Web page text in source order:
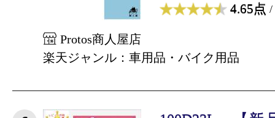
4.65点 /
Protos商人屋店
楽天ジャンル：車用品・バイク用品